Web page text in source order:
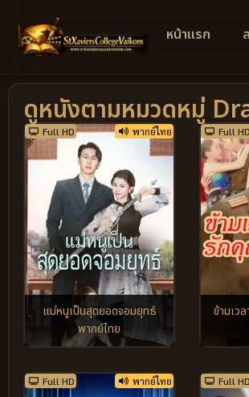
หน้าแรก
ดูหนังตามหมวดหมู่
Full HD พากย์ไทย
แม่หนูเป็นสุดยอดจอมยุทธ์
พากย์ไทย
Full HD
ข้ามเว
Full HD พากย์ไทย Full HD